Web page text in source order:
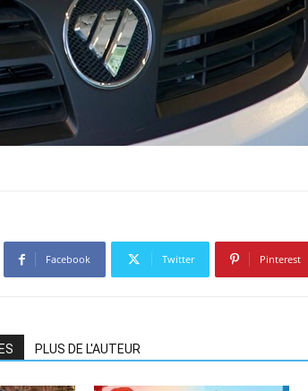
Facebook Twitter Pinterest
PLUS DE L'AUTEUR